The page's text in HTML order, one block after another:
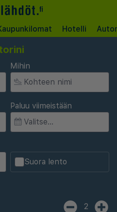
Hotelli
Mihin
Paluu viimeistään
Suora lento
2